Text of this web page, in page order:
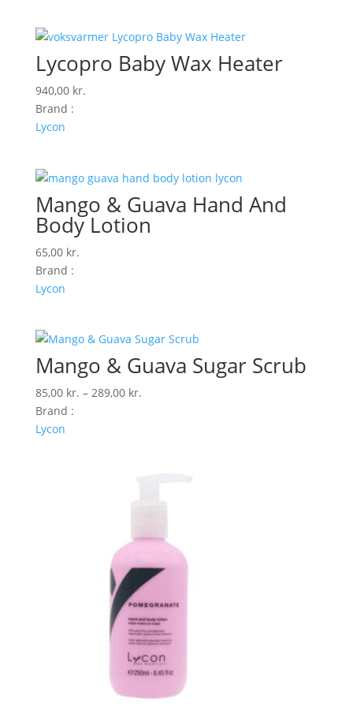
Lycopro Baby Wax Heater
940,00 kr.
Brand :
Lycon
Mango & Guava Hand And
Body Lotion
65,00 kr.
Brand :
Lycon
Mango & Guava Sugar Scrub
85,00 kr. – 289,00 kr.Prisinterval:
Brand :
Lycon